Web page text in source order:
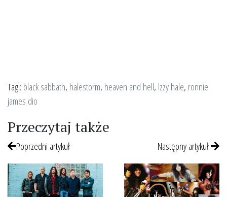
Tagi: black sabbath, halestorm, heaven and hell, lzzy hale, ronnie
james dio
Przeczytaj także
Poprzedni artykuł Następny artykuł